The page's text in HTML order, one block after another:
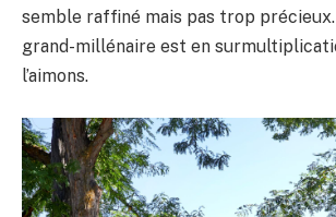
semble raffiné mais pas trop
grand-millénaire est en
l’aimons.